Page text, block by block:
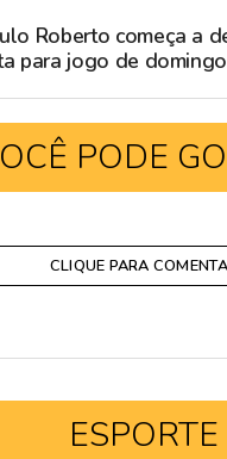
Roberto começa a
para jogo de
PODE
CLIQUE PARA
ESPORTE